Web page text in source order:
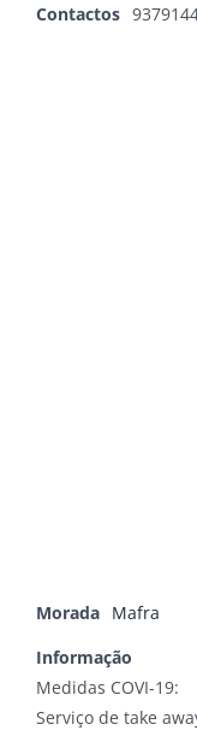
Contactos
Morada Mafra
Informação
Medidas COVI-19:
Serviço de take